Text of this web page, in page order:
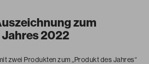
zum
2022
zwei Produkten zum „Produkt des Jahres“